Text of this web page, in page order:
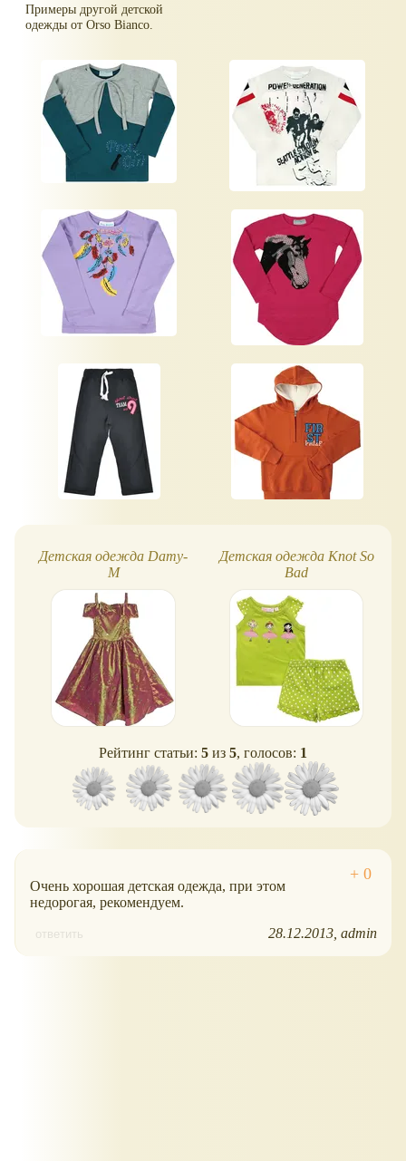
Примеры другой детской
одежды от Orso Bianco.
Детская одежда Damy-
M
Детская одежда Knot So
Bad
Рейтинг статьи: 5 из 5, голосов: 1
Очень хорошая детская одежда, при этом
недорогая, рекомендуем.
ответить 28.12.2013 admin